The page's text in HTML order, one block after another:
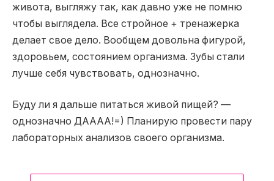
живота, выгляжу так, как давно уже не помню
чтобы выглядела. Все стройное + тренажерка
делает свое дело. Вообщем довольна фигурой,
здоровьем, состоянием организма. Зубы стали
лучше себя чувствовать, однозначно.
Буду ли я дальше питаться живой пищей? —
однозначно ДАААА!=) Планирую провести пару
лабораторных анализов своего организма.